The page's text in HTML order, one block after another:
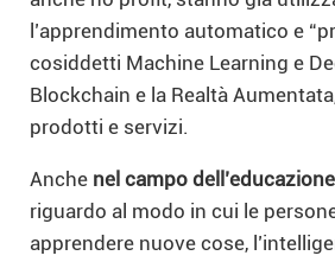
l’apprendimento automatico e
cosiddetti Machine Learning e
Blockchain e la Realtà
prodotti e servizi.
Anche nel campo dell’educazione
riguardo al modo in cui le
apprendere nuove cose,